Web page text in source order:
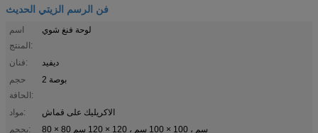
فن الرسم الزيتي الحديث
اسم
المنتج:
لوحة فنغ شوي
فنان:
ديفيد
حجم
الحافة:
2 بوصة
مواد:
الاكريليك على قماش
بحجم:
80 × 80 سم ، 100 × 100 سم ، 120 × 120 سم